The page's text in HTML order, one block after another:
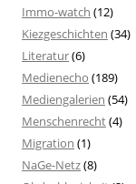
Immo-watch (12)
Kiezgeschichten (34)
Literatur(6)
Medienecho (189)
Mediengalerien (54)
Menschenrecht(4)
Migration (1)
NaGe-Netz(8)